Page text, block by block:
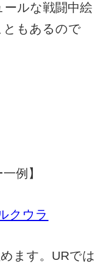
ルな戦闘中絵
ともあるので
例】
クウラ
ます。 URでは